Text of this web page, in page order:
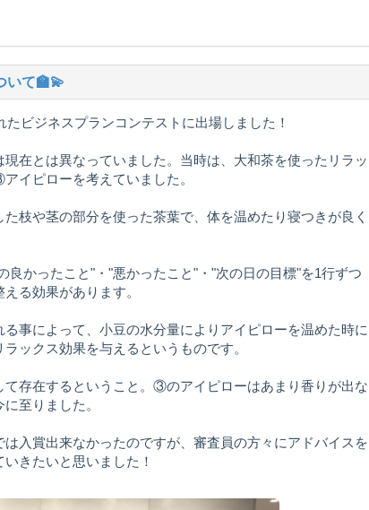
いて🏫💫
ビジネスプランコンテストに出場しました！
在とは異なっていました。当時は、大和茶を使ったリラッ
イピローを考えていました。
枝や茎の部分を使った茶葉で、体を温めたり寝つきが良く
かったこと"・"悪かったこと"・"次の日の目標"を1行ずつ
る効果があります。
事によって、小豆の水分量によりアイピローを温めた時に
ックス効果を与えるというものです。
存在するということ。③のアイピローはあまり香りが出な
至りました。
入賞出来なかったのですが、審査員の方々にアドバイスを
きたいと思いました！